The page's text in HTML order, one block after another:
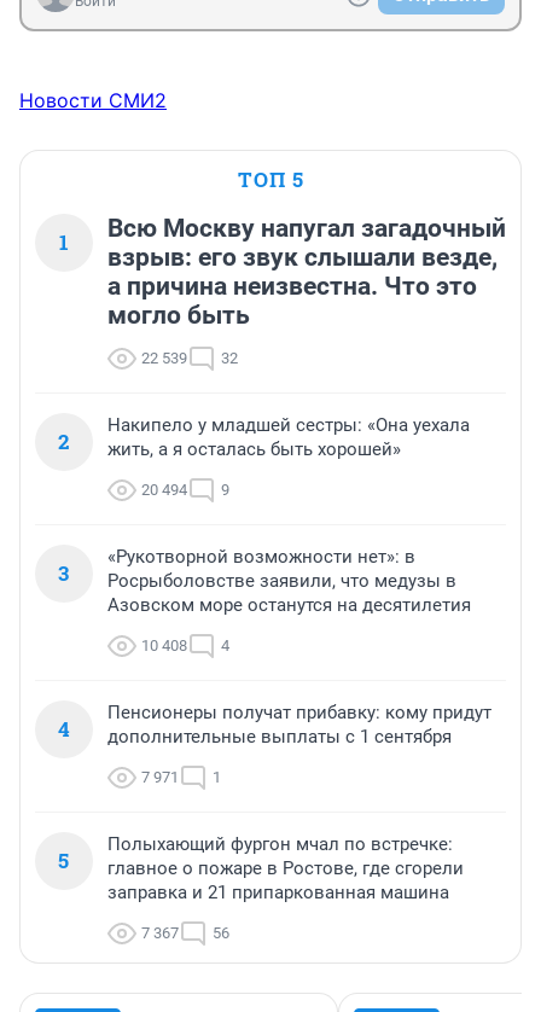
Новости СМИ2
ТОП 5
1
Всю Москву напугал загадочный
взрыв: его звук слышали везде,
а причина неизвестна. Что это
могло быть
22 539 32
2
Накипело у младшей сестры: «Она уехала
жить, а я осталась быть хорошей»
20 494 9
3
«Рукотворной возможности нет»: в
Росрыболовстве заявили, что медузы в
Азовском море останутся на десятилетия
10 408 4
4
Пенсионеры получат прибавку: кому придут
дополнительные выплаты с 1 сентября
7 971 1
5
Полыхающий фургон мчал по встречке:
главное о пожаре в Ростове, где сгорели
заправка и 21 припаркованная машина
7 367 56